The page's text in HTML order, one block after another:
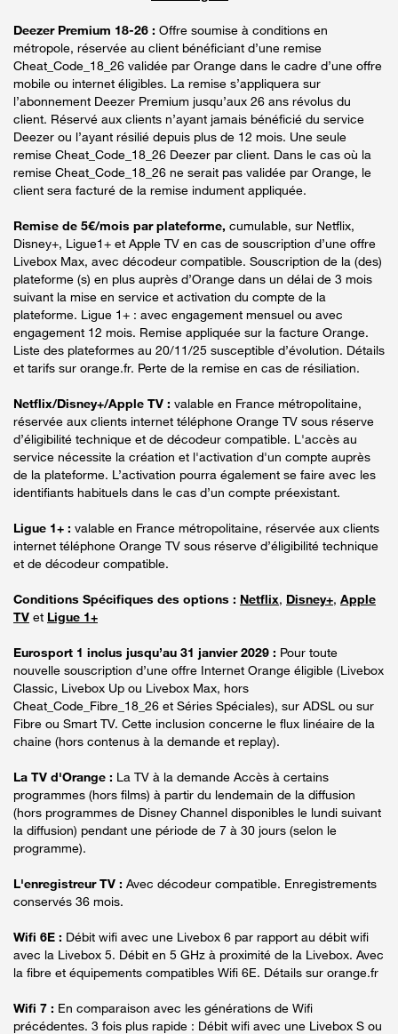
Deezer Premium 18-26 : Offre soumise à conditions en
métropole, réservée au client bénéficiant d’une remise
Cheat_Code_18_26 validée par Orange dans le cadre d’une offre
mobile ou internet éligibles. La remise s’appliquera sur
l’abonnement Deezer Premium jusqu’aux 26 ans révolus du
client. Réservé aux clients n’ayant jamais bénéficié du service
Deezer ou l’ayant résilié depuis plus de 12 mois. Une seule
remise Cheat_Code_18_26 Deezer par client. Dans le cas où la
remise Cheat_Code_18_26 ne serait pas validée par Orange, le
client sera facturé de la remise indument appliquée.
Remise de 5€/mois par plateforme, cumulable, sur Netflix,
Disney+, Ligue1+ et Apple TV en cas de souscription d’une offre
Livebox Max, avec décodeur compatible. Souscription de la (des)
plateforme (s) en plus auprès d’Orange dans un délai de 3 mois
suivant la mise en service et activation du compte de la
plateforme. Ligue 1+ : avec engagement mensuel ou avec
engagement 12 mois. Remise appliquée sur la facture Orange.
Liste des plateformes au 20/11/25 susceptible d’évolution. Détails
et tarifs sur orange.fr. Perte de la remise en cas de résiliation.
Netflix/Disney+/Apple TV : valable en France métropolitaine,
réservée aux clients internet téléphone Orange TV sous réserve
d’éligibilité technique et de décodeur compatible. L'accès au
service nécessite la création et l'activation d'un compte auprès
de la plateforme. L’activation pourra également se faire avec les
identifiants habituels dans le cas d’un compte préexistant.
Ligue 1+ : valable en France métropolitaine, réservée aux clients
internet téléphone Orange TV sous réserve d’éligibilité technique
et de décodeur compatible.
Conditions Spécifiques des options : Netflix, Disney+, Apple
TV et Ligue 1+
Eurosport 1 inclus jusqu’au 31 janvier 2029 : Pour toute
nouvelle souscription d’une offre Internet Orange éligible (Livebox
Classic, Livebox Up ou Livebox Max, hors
Cheat_Code_Fibre_18_26 et Séries Spéciales), sur ADSL ou sur
Fibre ou Smart TV. Cette inclusion concerne le flux linéaire de la
chaine (hors contenus à la demande et replay).
La TV d'Orange : La TV à la demande Accès à certains
programmes (hors films) à partir du lendemain de la diffusion
(hors programmes de Disney Channel disponibles le lundi suivant
la diffusion) pendant une période de 7 à 30 jours (selon le
programme).
L'enregistreur TV : Avec décodeur compatible. Enregistrements
conservés 36 mois.
Wifi 6E : Débit wifi avec une Livebox 6 par rapport au débit wifi
avec la Livebox 5. Débit en 5 GHz à proximité de la Livebox. Avec
la fibre et équipements compatibles Wifi 6E. Détails sur orange.fr
Wifi 7 : En comparaison avec les générations de Wifi
précédentes. 3 fois plus rapide : Débit wifi avec une Livebox S ou